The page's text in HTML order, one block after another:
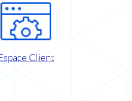
Espace Client